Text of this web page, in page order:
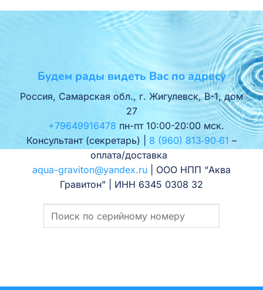
Будем рады видеть Вас по адресу
Россия, Самарская обл., г. Жигулевск, В-1, дом
27
+79649916478 пн-пт 10:00-20:00 мск.
Консультант (секретарь) | 8 (960) 813‑90‑61 –
оплата/доставка
aqua-graviton@yandex.ru | ООО НПП “Аква
Гравитон” | ИНН 6345 0308 32